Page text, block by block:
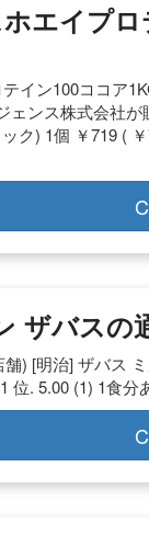
エイプ
イン100ココア
ェンス株式会社
ク) 1個 ￥719 (
ザバスの
) [明治] ザバス
位. 5.00 (1) 1食分